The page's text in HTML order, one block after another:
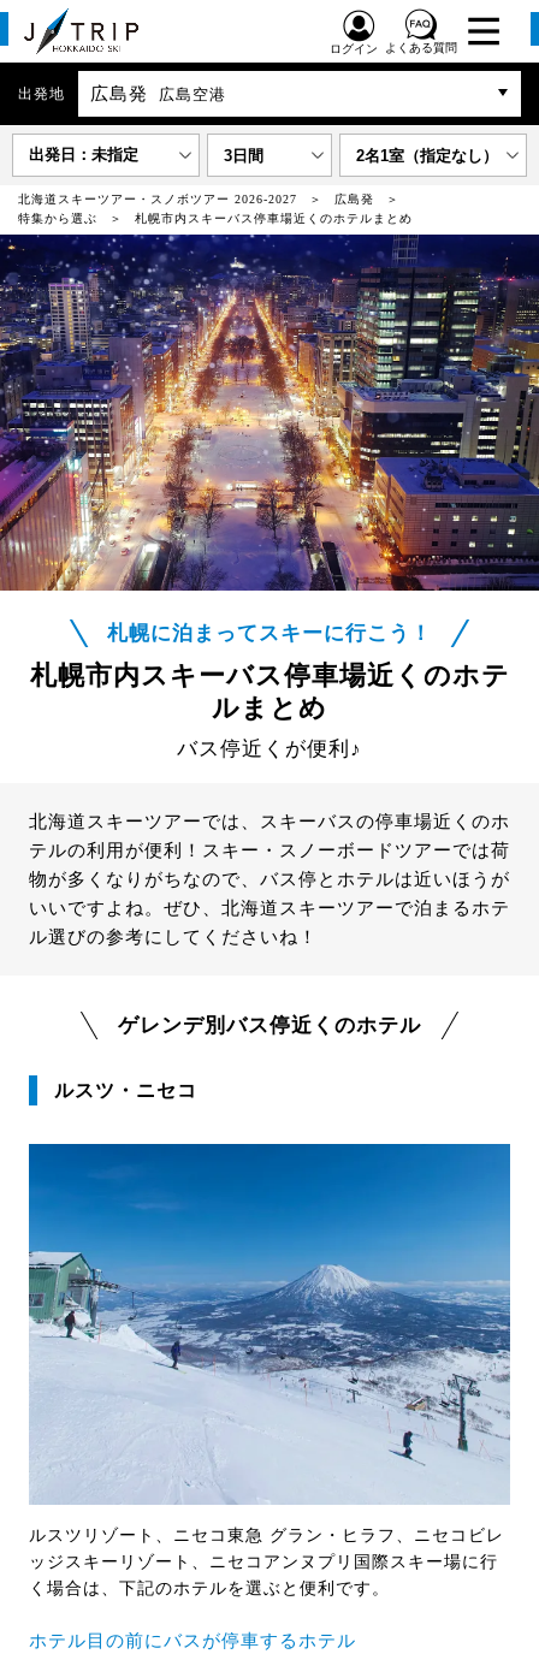
ログイン よくある質問
出発地 広島発 広島空港
出発日：未指定 3日間 2名1室（指定なし）
北海道スキーツアー・スノボツアー 2026-2027
広島発
特集から選ぶ
札幌市内スキーバス停車場近くのホテルまとめ
札幌に泊まってスキーに行こう！
札幌市内スキーバス停車場近くのホテ
ルまとめ
バス停近くが便利♪
北海道スキーツアーでは、スキーバスの停車場近くのホ
テルの利用が便利！スキー・スノーボードツアーでは荷
物が多くなりがちなので、バス停とホテルは近いほうが
いいですよね。ぜひ、北海道スキーツアーで泊まるホテ
ル選びの参考にしてくださいね！
ゲレンデ別バス停近くのホテル
ルスツ・ニセコ
ルスツリゾート、ニセコ東急 グラン・ヒラフ、ニセコビレ
ッジスキーリゾート、ニセコアンヌプリ国際スキー場に行
く場合は、下記のホテルを選ぶと便利です。
ホテル目の前にバスが停車するホテル